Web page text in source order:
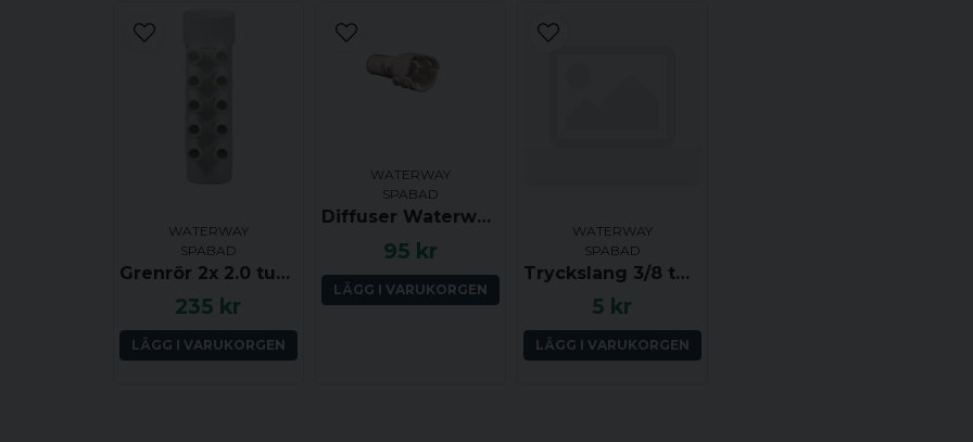
WATERWAY
SPABAD
Grenrör 2x 2.0 tum (ha-ho) till 10x 0.75 tum (ha)
235 kr
LÄGG I VARUKORGEN
WATERWAY
SPABAD
Diffuser Waterway Clusterstorm (klick)
95 kr
LÄGG I VARUKORGEN
WATERWAY
SPABAD
Tryckslang 3/8 tum (YD ca 14 mm, ID ca 9.5 mm) per dm
5 kr
LÄGG I VARUKORGEN